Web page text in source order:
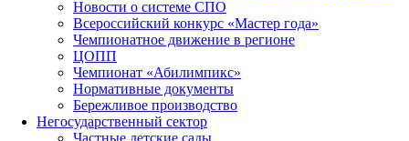
Новости о системе СПО
Всероссийский конкурс «Мастер года»
Чемпионатное движение в регионе
ЦОПП
Чемпионат «Абилимпикс»
Нормативные документы
Бережливое производство
Негосударственный сектор
Частные детские сады